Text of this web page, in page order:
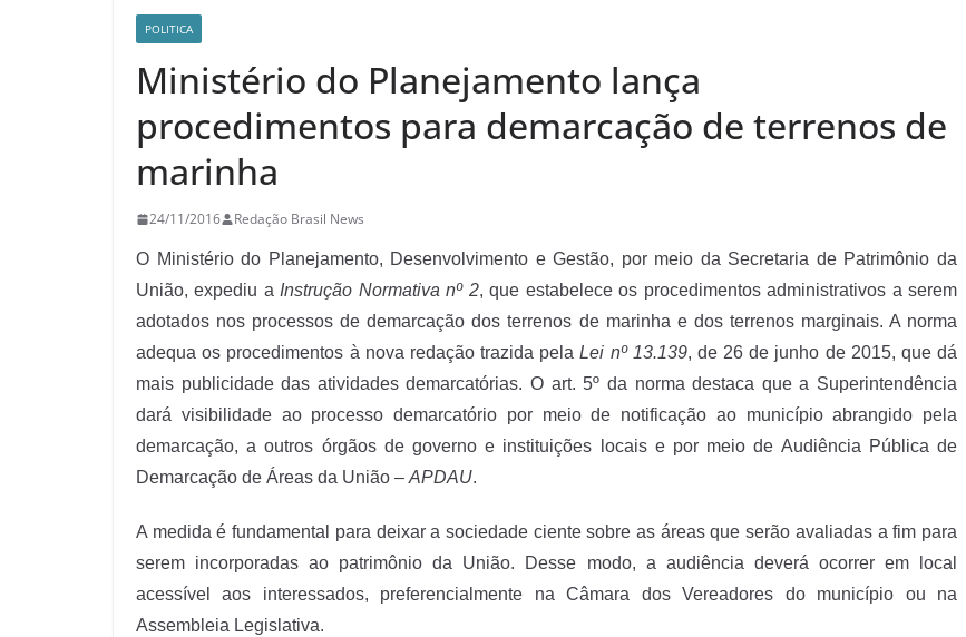
POLITICA
Ministério do Planejamento lança
procedimentos para demarcação de terrenos de
marinha
24/11/2016 Redação Brasil News
O Ministério do Planejamento, Desenvolvimento e Gestão, por meio da Secretaria de Patrimônio da
União, expediu a Instrução Normativa nº 2, que estabelece os procedimentos administrativos a serem
adotados nos processos de demarcação dos terrenos de marinha e dos terrenos marginais. A norma
adequa os procedimentos à nova redação trazida pelaLei nº 13.139, de 26 de junho de 2015, que dá
mais publicidade das atividades demarcatórias. O art. 5º da norma destaca que a Superintendência
dará visibilidade ao processo demarcatório por meio de notificação ao município abrangido pela
demarcação, a outros órgãos de governo e instituições locais e por meio de Audiência Pública de
Demarcação de Áreas da União – APDAU.
A medida é fundamental para deixar a sociedade ciente sobre as áreas que serão avaliadas a fim para
serem incorporadas ao patrimônio da União. Desse modo, a audiência deverá ocorrer em local
acessível aos interessados, preferencialmente na Câmara dos Vereadores do município ou na
Assembleia Legislativa.